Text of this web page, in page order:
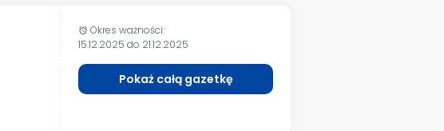
alarm Okres ważności:
15.12.2025 do 21.12.2025
Pokaż całą gazetkę